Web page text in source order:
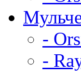
-
-